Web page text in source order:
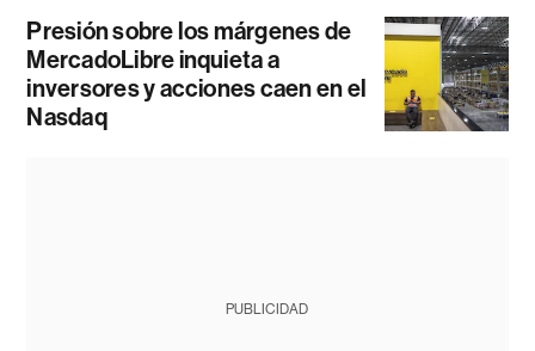
Presión sobre los márgenes de
MercadoLibre inquieta a
inversores y acciones caen en el
Nasdaq
PUBLICIDAD